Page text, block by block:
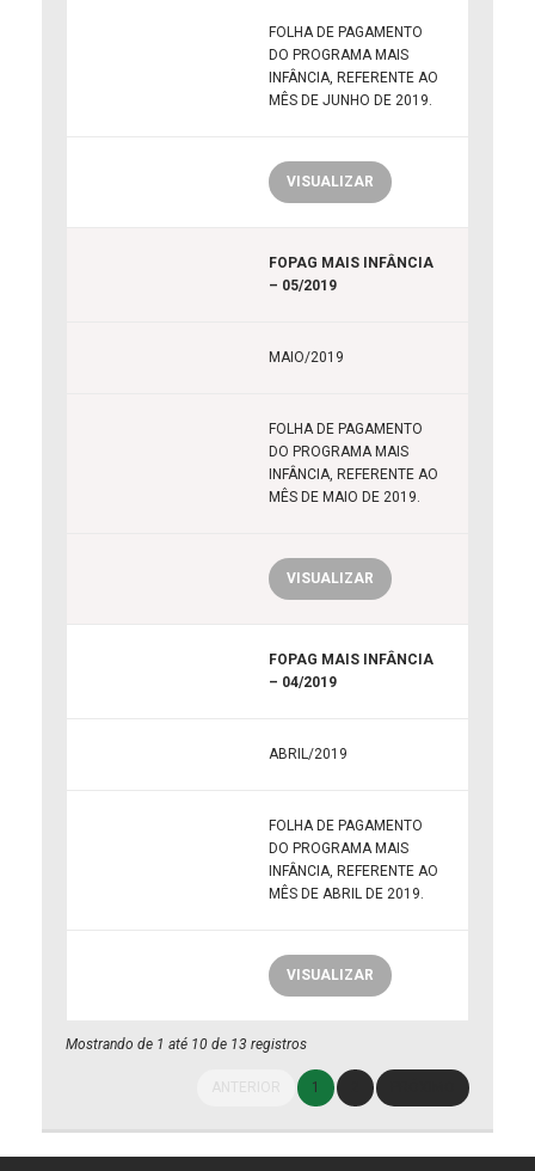
FOLHA DE PAGAMENTO
DO PROGRAMA MAIS
INFÂNCIA, REFERENTE AO
MÊS DE JUNHO DE 2019.
VISUALIZAR
FOPAG MAIS INFÂNCIA
– 05/2019
MAIO/2019
FOLHA DE PAGAMENTO
DO PROGRAMA MAIS
INFÂNCIA, REFERENTE AO
MÊS DE MAIO DE 2019.
VISUALIZAR
FOPAG MAIS INFÂNCIA
– 04/2019
ABRIL/2019
FOLHA DE PAGAMENTO
DO PROGRAMA MAIS
INFÂNCIA, REFERENTE AO
MÊS DE ABRIL DE 2019.
VISUALIZAR
Mostrando de 1 até 10 de 13 registros
1